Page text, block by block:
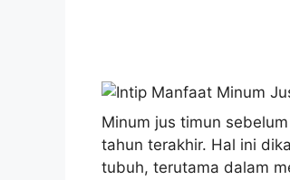
Minum jus timun
tahun terakhir. Hal ini
tubuh, terutama dalam